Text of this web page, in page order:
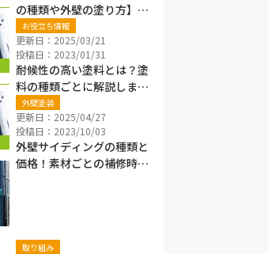
の種類や外壁の塗り方】プ
ライマーの違いも解説
お役立ち情報
更新日：2025/03/21
投稿日：2023/01/31
耐候性の高い塗料とは？塗
料の種類ごとに解説しま
す！
外壁塗装
更新日：2025/04/27
投稿日：2023/10/03
外壁サイディングの種類と
価格！素材ごとの補修時期
取り組み